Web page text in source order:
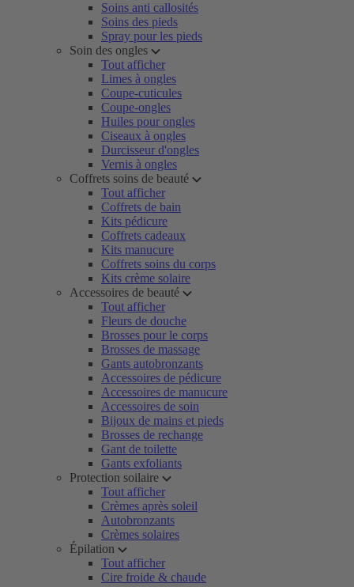
Soins anti callosités
Soins des pieds
Spray pour les pieds
Soin des ongles
Tout afficher
Limes à ongles
Coupe-cuticules
Coupe-ongles
Huiles pour ongles
Ciseaux à ongles
Durcisseur d'ongles
Vernis à ongles
Coffrets soins de beauté
Tout afficher
Coffrets de bain
Kits pédicure
Coffrets cadeaux
Kits manucure
Coffrets soins du corps
Kits crème solaire
Accessoires de beauté
Tout afficher
Fleurs de douche
Brosses pour le corps
Brosses de massage
Gants autobronzants
Accessoires de pédicure
Accessoires de manucure
Accessoires de soin
Bijoux de mains et pieds
Brosses de rechange
Gant de toilette
Gants exfoliants
Protection soilaire
Tout afficher
Crèmes après soleil
Autobronzants
Crèmes solaires
Épilation
Tout afficher
Cire froide & chaude